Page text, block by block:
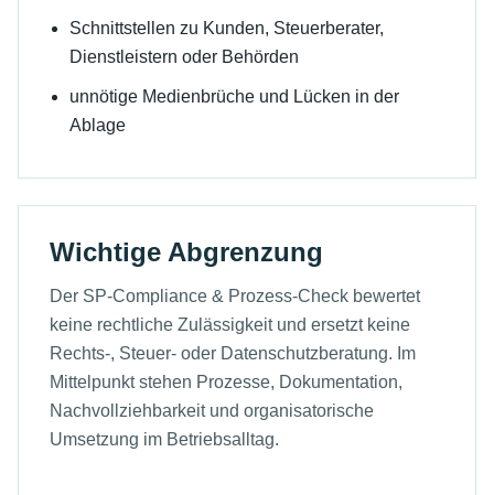
Schnittstellen zu Kunden, Steuerberater,
Dienstleistern oder Behörden
unnötige Medienbrüche und Lücken in der
Ablage
Wichtige Abgrenzung
Der SP-Compliance & Prozess-Check bewertet
keine rechtliche Zulässigkeit und ersetzt keine
Rechts-, Steuer- oder Datenschutzberatung. Im
Mittelpunkt stehen Prozesse, Dokumentation,
Nachvollziehbarkeit und organisatorische
Umsetzung im Betriebsalltag.